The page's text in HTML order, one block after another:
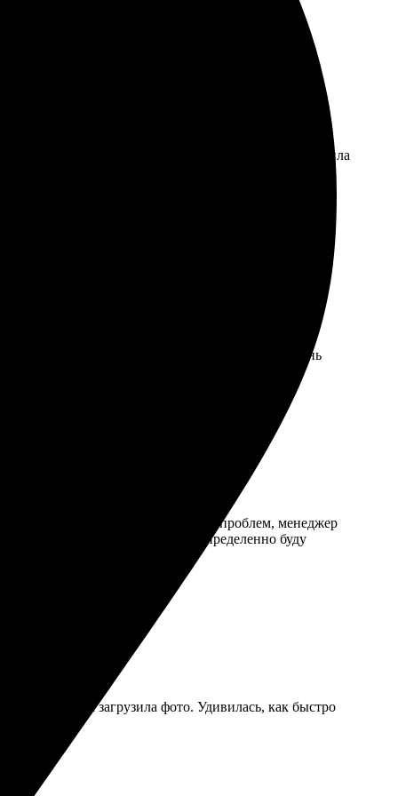
друзьям.
Выбор вариантов большой, что порадовало. Загрузила
и осталась довольна качеством печати. Цвета
подарков!
загружала фото быстро. Качество печати
оперативно. Футболки получились очень
Дизайн загрузила без проблем, менеджер
в срок, упаковка аккуратная. Определенно буду
затем загрузила фото. Удивилась, как быстро